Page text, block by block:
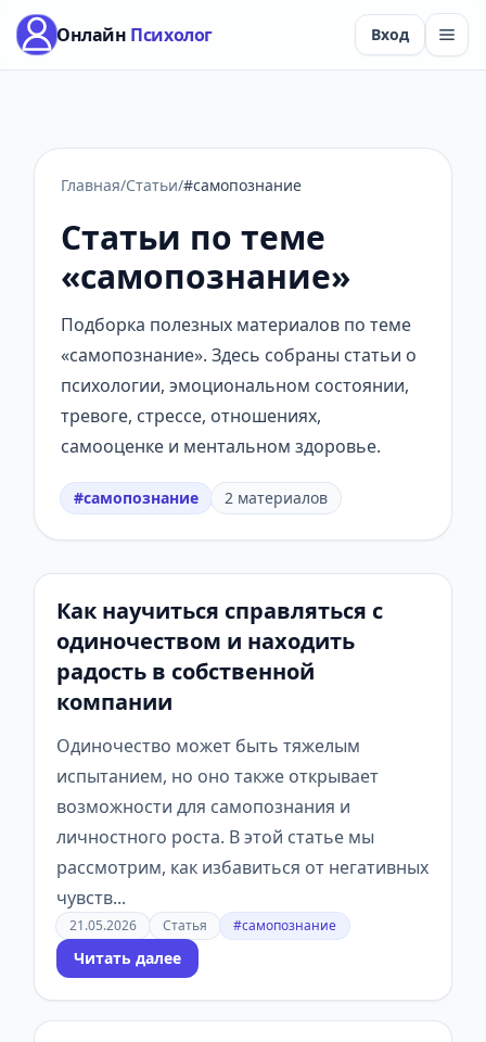
Онлайн Психолог Вход
Главная/Статьи/#самопознание
Статьи по теме
«самопознание»
Подборка полезных материалов по теме
«самопознание». Здесь собраны статьи о
психологии, эмоциональном состоянии,
тревоге, стрессе, отношениях,
самооценке и ментальном здоровье.
#самопознание 2 материалов
Как научиться справляться с
одиночеством и находить
радость в собственной
компании
Одиночество может быть тяжелым
испытанием, но оно также открывает
возможности для самопознания и
личностного роста. В этой статье мы
рассмотрим, как избавиться от негативных
чувств...
21.05.2026 Статья #самопознание
Читать далее